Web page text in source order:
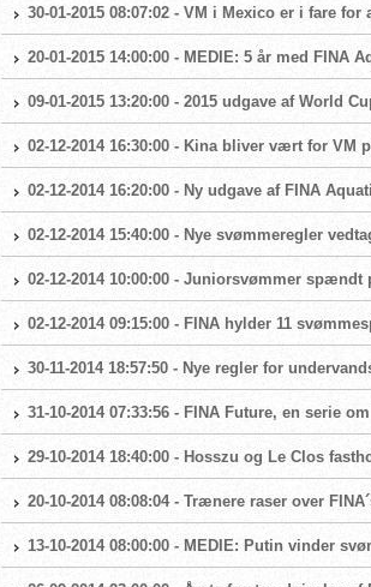
30-01-2015 08:07:02 - VM i Mexico er i fare for
20-01-2015 14:00:00 - MEDIE: 5 år med FINA
09-01-2015 13:20:00 - 2015 udgave af World
02-12-2014 16:30:00 - Kina bliver vært for VM
02-12-2014 16:20:00 - Ny udgave af FINA
02-12-2014 15:40:00 - Nye svømmeregler
02-12-2014 10:00:00 - Juniorsvømmer
02-12-2014 09:15:00 - FINA hylder 11
30-11-2014 18:57:50 - Nye regler for
31-10-2014 07:33:56 - FINA Future, en serie
29-10-2014 18:40:00 - Hosszu og Le Clos
20-10-2014 08:08:04 - Trænere raser over
13-10-2014 08:00:00 - MEDIE: Putin vinder